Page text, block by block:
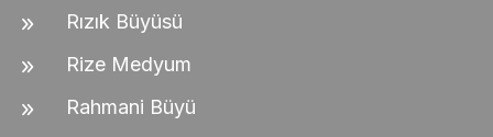
Rızık Büyüsü
Rize Medyum
Rahmani Büyü